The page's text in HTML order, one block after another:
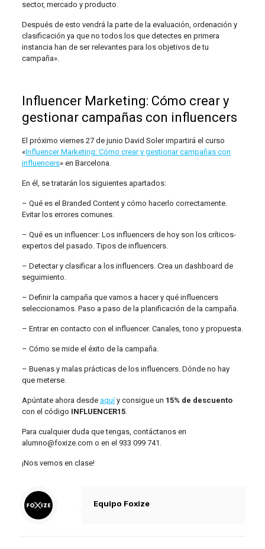
sector, mercado y producto.
Después de esto vendrá la parte de la evaluación, ordenación y
clasificación ya que no todos los que detectes en primera
instancia han de ser relevantes para los objetivos de tu
campaña».
Influencer Marketing: Cómo crear y
gestionar campañas con influencers
El próximo viernes 27 de junio David Soler impartirá el curso
«Influencer Marketing: Cómo crear y gestionar campañas con
influencers» en Barcelona.
En él, se tratarán los siguientes apartados:
– Qué es el Branded Content y cómo hacerlo correctamente.
Evitar los errores comunes.
– Qué es un influencer: Los influencers de hoy son los críticos-
expertos del pasado. Tipos de influencers.
– Detectar y clasificar a los influencers. Crea un dashboard de
seguimiento.
– Definir la campaña que vamos a hacer y qué influencers
seleccionamos. Paso a paso de la planificación de la campaña.
– Entrar en contacto con el influencer. Canales, tono y propuesta.
– Cómo se mide el éxito de la campaña.
– Buenas y malas prácticas de los influencers. Dónde no hay
que meterse.
Apúntate ahora desde aquí y consigue un 15% de descuento
con el código INFLUENCER15.
Para cualquier duda que tengas, contáctanos en
alumno@foxize.com o en el 933 099 741.
¡Nos vemos en clase!
Equipo Foxize